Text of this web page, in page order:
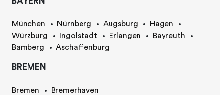
München Nürnberg Augsburg
Hagen
Würzburg
Ingolstadt Erlangen
Bayreuth
Bamberg
Aschaffenburg
BREMEN
Bremen Bremerhaven